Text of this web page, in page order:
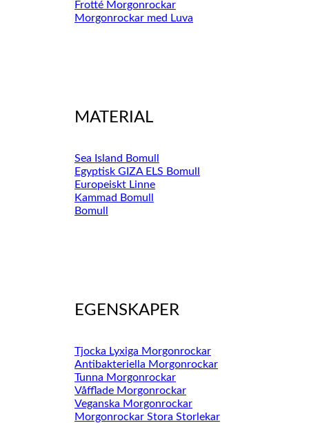
Frotté Morgonrockar
Morgonrockar med Luva
MATERIAL
Sea Island Bomull
Egyptisk GIZA ELS Bomull
Europeiskt Linne
Kammad Bomull
Bomull
EGENSKAPER
Tjocka Lyxiga Morgonrockar
Antibakteriella Morgonrockar
Tunna Morgonrockar
Våfflade Morgonrockar
Veganska Morgonrockar
Morgonrockar Stora Storlekar